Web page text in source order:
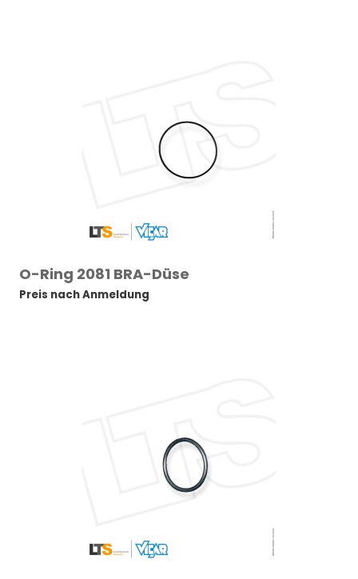
O-Ring 2081 BRA-Düse
Preis nach Anmeldung